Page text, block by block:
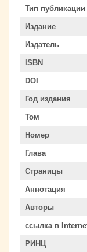
Тип публикации
Издание
Издатель
ISBN
DOI
Год издания
Том
Номер
Глава
Страницы
Аннотация
Авторы
ссылка в
РИНЦ